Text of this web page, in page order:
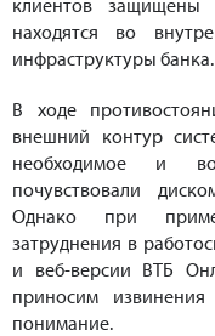
находятся во
инфраструктуры банка.
В ходе
внешний контур
необходимое и
почувствовали
Однако при
затруднения в
и веб-версии ВТБ
приносим
понимание.